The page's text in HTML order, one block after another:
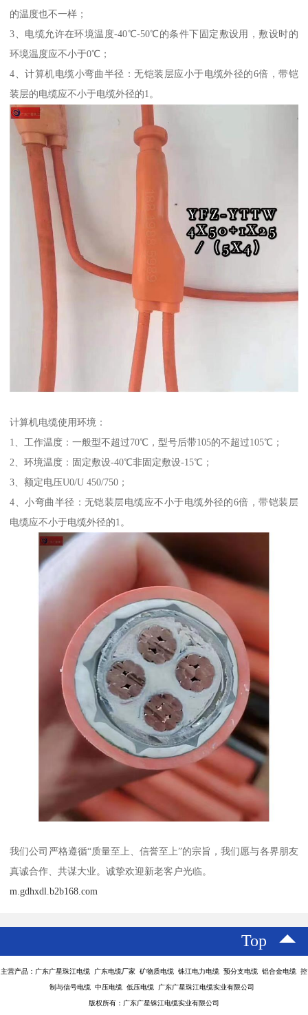
的温度也不一样；
3、电缆允许在环境温度-40℃-50℃的条件下固定敷设用，敷设时的
环境温度应不小于0℃；
4、计算机电缆小弯曲半径：无铠装层应小于电缆外径的6倍，带铠
装层的电缆应不小于电缆外径的1。
计算机电缆使用环境：
1、工作温度：一般型不超过70℃，型号后带105的不超过105℃；
2、环境温度：固定敷设-40℃非固定敷设-15℃；
3、额定电压U0/U 450/750；
4、小弯曲半径：无铠装层电缆应不小于电缆外径的6倍，带铠装层
电缆应不小于电缆外径的1。
我们公司严格遵循“质量至上、信誉至上”的宗旨，我们愿与各界朋友
真诚合作、共谋大业。诚挚欢迎新老客户光临。
m.gdhxdl.b2b168.com
Top
主营产品：广东广星珠江电缆 广东电缆厂家 矿物质电缆 铢江电力电缆 预分支电缆 铝合金电缆 控
制与信号电缆 中压电缆 低压电缆 广东广星珠江电缆实业有限公司
版权所有：广东广星铢江电缆实业有限公司